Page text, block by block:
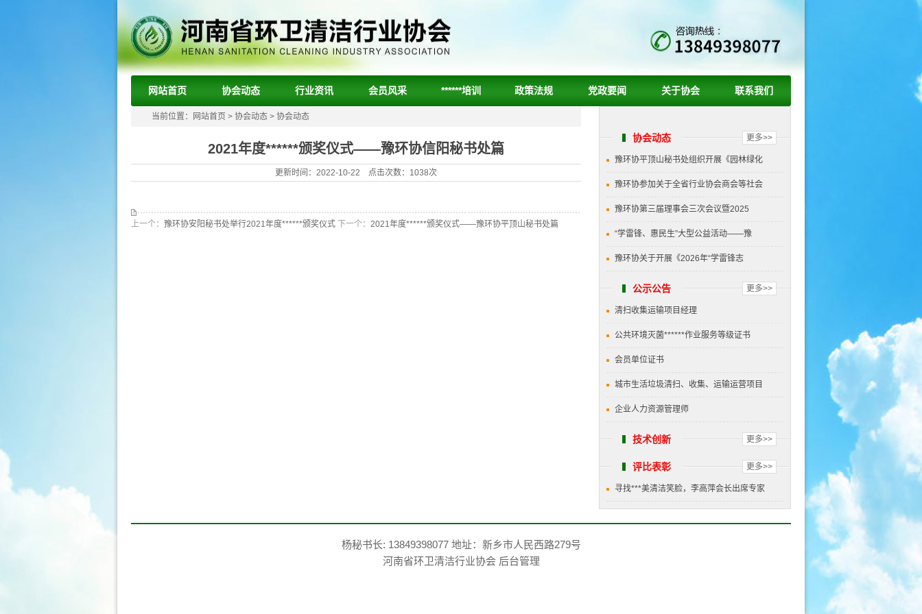
网站首页 协会动态 行业资讯 会员风采 ******培训 政策法规 党政要闻 关于协会 联系我们
更多>>
协会动态
豫环协平顶山秘书处组织开展《园林绿化
豫环协参加关于全省行业协会商会等社会
豫环协第三届理事会三次会议暨2025
“学雷锋、惠民生”大型公益活动——豫
豫环协关于开展《2026年“学雷锋志
更多>>
公示公告
清扫收集运输项目经理
公共环境灭菌******作业服务等级证书
会员单位证书
城市生活垃圾清扫、收集、运输运营项目
企业人力资源管理师
更多>>
技术创新
更多>>
评比表彰
寻找***美清洁笑脸，李高萍会长出席专家
当前位置： 网站首页 > 协会动态 > 协会动态
2021年度******颁奖仪式——豫环协信阳秘书处篇
更新时间：2022-10-22 点击次数：1038次
上一个： 豫环协安阳秘书处举行2021年度******颁奖仪式 下一个： 2021年度******颁奖仪式——豫环协平顶山秘书处篇
杨秘书长: 13849398077 地址：新乡市人民西路279号
河南省环卫清洁行业协会 后台管理